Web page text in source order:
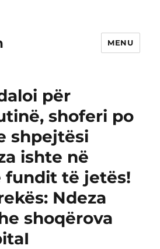
MENU
për
shoferi po
shpejtësi
ishte në
fundit të jetës!
Ndeza
shoqërova